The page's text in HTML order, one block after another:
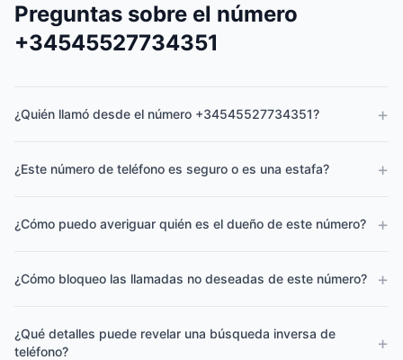
Preguntas sobre el número
+34545527734351
¿Quién llamó desde el número +34545527734351? +
¿Este número de teléfono es seguro o es una estafa? +
¿Cómo puedo averiguar quién es el dueño de este número? +
¿Cómo bloqueo las llamadas no deseadas de este número? +
¿Qué detalles puede revelar una búsqueda inversa de
teléfono?
+